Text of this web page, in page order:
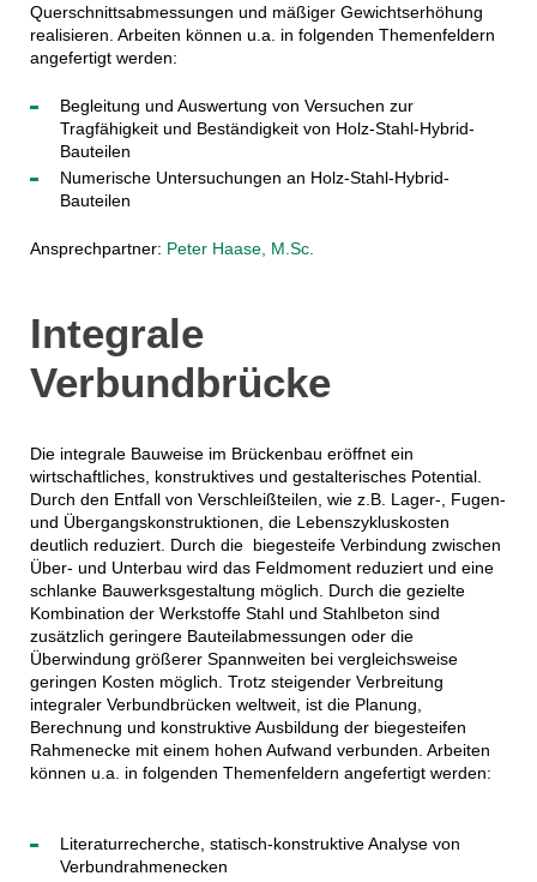
Querschnittsabmessungen und mäßiger Gewichtserhöhung
realisieren. Arbeiten können u.a. in folgenden Themenfeldern
angefertigt werden:
Begleitung und Auswertung von Versuchen zur
Tragfähigkeit und Beständigkeit von Holz-Stahl-Hybrid-
Bauteilen
Numerische Untersuchungen an Holz-Stahl-Hybrid-
Bauteilen
Ansprechpartner: Peter Haase, M.Sc.
Integrale
Verbundbrücke
Die integrale Bauweise im Brückenbau eröffnet ein
wirtschaftliches, konstruktives und gestalterisches Potential.
Durch den Entfall von Verschleißteilen, wie z.B. Lager-, Fugen-
und Übergangskonstruktionen, die Lebenszykluskosten
deutlich reduziert. Durch die biegesteife Verbindung zwischen
Über- und Unterbau wird das Feldmoment reduziert und eine
schlanke Bauwerksgestaltung möglich. Durch die gezielte
Kombination der Werkstoffe Stahl und Stahlbeton sind
zusätzlich geringere Bauteilabmessungen oder die
Überwindung größerer Spannweiten bei vergleichsweise
geringen Kosten möglich. Trotz steigender Verbreitung
integraler Verbundbrücken weltweit, ist die Planung,
Berechnung und konstruktive Ausbildung der biegesteifen
Rahmenecke mit einem hohen Aufwand verbunden. Arbeiten
können u.a. in folgenden Themenfeldern angefertigt werden:
Literaturrecherche, statisch-konstruktive Analyse von
Verbundrahmenecken